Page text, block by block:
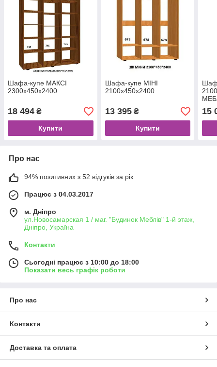
Шафа-купе МАКСІ
2300х450х2400
18 494 ₴
Купити
Шафа-купе МІНІ
2100х450х2400
13 395₴
Купити
15
Про нас
94% позитивних з 52 відгуків за рік
Працює з 04.03.2017
м. Дніпро
ул.Новосамарская 1 / маг. "Будинок Меблiв" 1-й этаж,
Дніпро, Україна
Контакти
Сьогодні працює з 10:00 до 18:00
Показати весь графік роботи
Про нас
Контакти
Доставка та оплата